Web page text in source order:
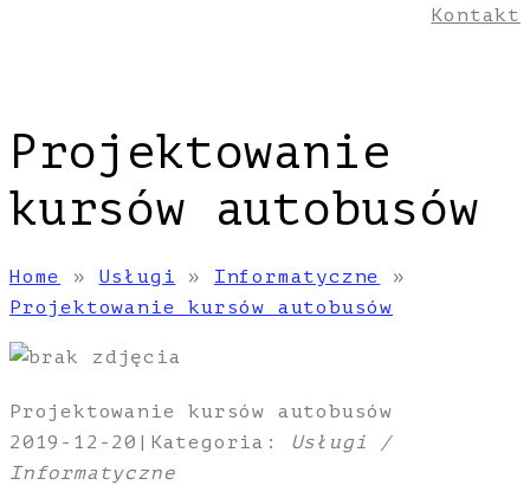
Kontakt
Projektowanie
kursów autobusów
Home » Usługi » Informatyczne
»
Projektowanie kursów autobusów
Projektowanie kursów autobusów
2019-12-20 | Kategoria: Usługi /
Informatyczne